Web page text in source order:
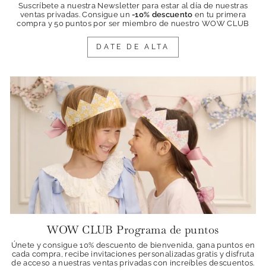
Suscríbete a nuestra Newsletter para estar al día de nuestras
ventas privadas. Consigue un -10% descuento en tu primera
compra y 50 puntos por ser miembro de nuestro WOW CLUB
DATE DE ALTA
WOW CLUB Programa de puntos
Únete y consigue 10% descuento de bienvenida, gana puntos en
cada compra, recibe invitaciones personalizadas gratis y disfruta
de acceso a nuestras ventas privadas con increíbles descuentos.